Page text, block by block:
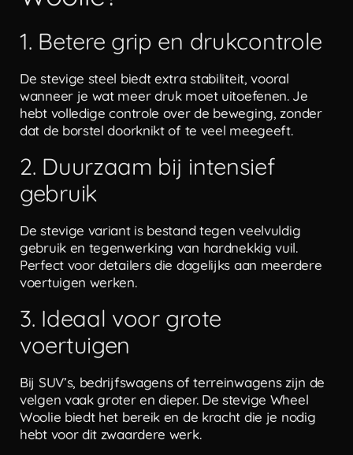
1. Betere grip en drukcontrole
De stevige steel biedt extra stabiliteit, vooral
wanneer je wat meer druk moet uitoefenen. Je
hebt volledige controle over de beweging, zonder
dat de borstel doorknikt of te veel meegeeft.
2. Duurzaam bij intensief
gebruik
De stevige variant is bestand tegen veelvuldig
gebruik en tegenwerking van hardnekkig vuil.
Perfect voor detailers die dagelijks aan meerdere
voertuigen werken.
3. Ideaal voor grote
voertuigen
Bij SUV’s, bedrijfswagens of terreinwagens zijn de
velgen vaak groter en dieper. De stevige Wheel
Woolie biedt het bereik en de kracht die je nodig
hebt voor dit zwaardere werk.